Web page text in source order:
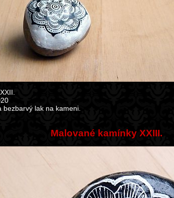
bezbarvý lak na kameni.
Malované kamínky XXIII.